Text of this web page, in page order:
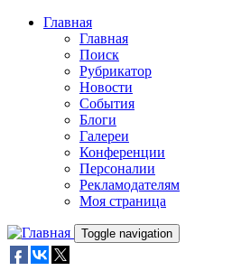
Skip to main content
Главная
Главная
Поиск
Рубрикатор
Новости
События
Блоги
Галереи
Конференции
Персоналии
Рекламодателям
Моя страница
Toggle navigation